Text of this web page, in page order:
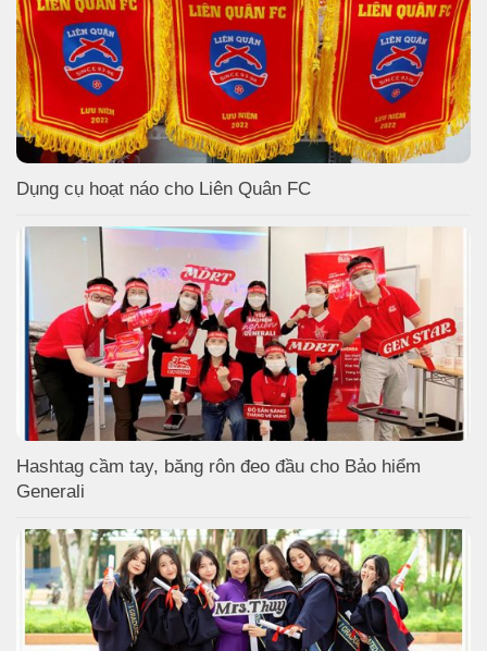
Dụng cụ hoạt náo cho Liên Quân FC
Hashtag cầm tay, băng rôn đeo đầu cho Bảo hiểm
Generali